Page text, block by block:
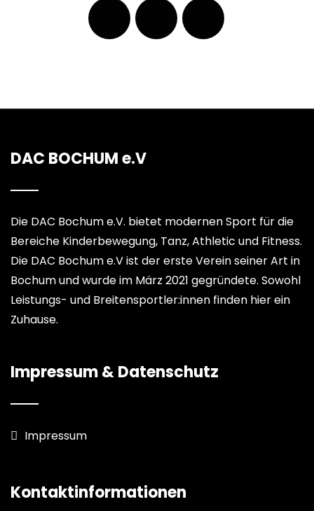
DAC BOCHUM e.V
Die DAC Bochum e.V. bietet modernen Sport für die
Bereiche Kinderbewegung, Tanz, Athletic und Fitness.
Die DAC Bochum e.V ist der erste Verein seiner Art in
Bochum und wurde im März 2021 gegründete. Sowohl
Leistungs- und Breitensportler:innen finden hier ein
Zuhause.
Impressum & Datenschutz
Impressum
Kontaktinformationen